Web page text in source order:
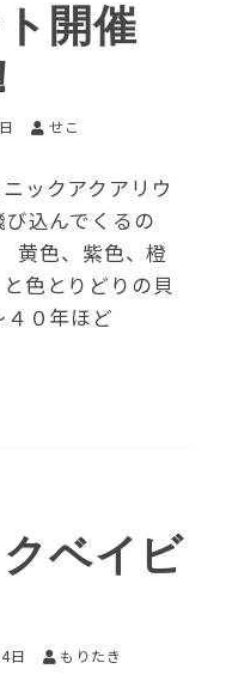
開催
せこ
ックアクアリウ
込んでくるの
黄色、紫色、橙
色とりどりの貝
０年ほど
ベイビ
日 もりたき